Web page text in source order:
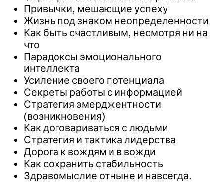
Привычки, мешающие успеху
Жизнь под знаком неопределенности
Как быть счастливым, несмотря ни на
что
Парадоксы эмоционального
интеллекта
Усиление своего потенциала
Секреты работы с информацией
Стратегия эмерджентности
(возникновения)
Как договариваться с людьми
Стратегия и тактика лидерства
Дорога к вождям и в вожди
Как сохранить стабильность
Здравомыслие отныне и навсегда.